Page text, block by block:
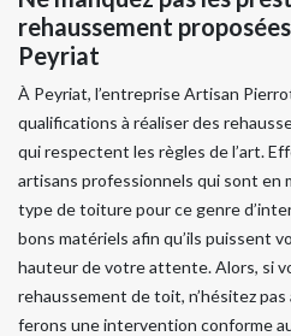
rehaussement
Peyriat
À Peyriat, l’entreprise Artisan
qualifications à réaliser des
qui respectent les règles de l’art.
artisans professionnels qui sont en
type de toiture pour ce genre
bons matériels afin qu’ils puissent
hauteur de votre attente. Alors, si
rehaussement de toit, n’hésitez pas
ferons une intervention conforme